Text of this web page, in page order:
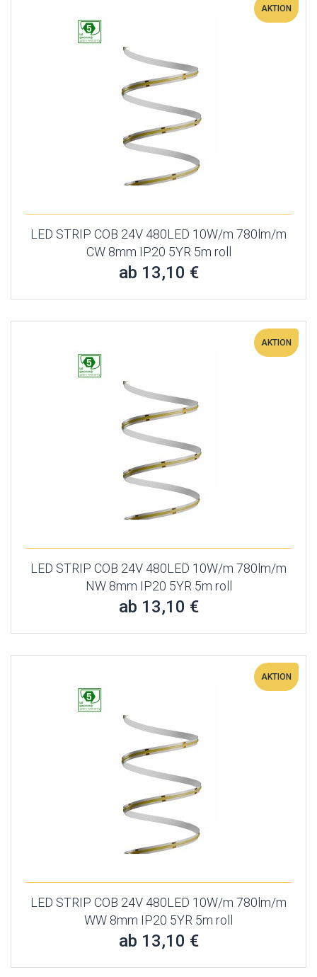
AKTION
LED STRIP COB 24V 480LED 10W/m 780lm/m
CW 8mm IP20 5YR 5m roll
ab 13,10 €
AKTION
LED STRIP COB 24V 480LED 10W/m 780lm/m
NW 8mm IP20 5YR 5m roll
ab 13,10 €
AKTION
LED STRIP COB 24V 480LED 10W/m 780lm/m
WW 8mm IP20 5YR 5m roll
ab 13,10 €